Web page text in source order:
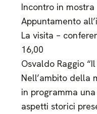
Incontro in mostra
Appuntamento
La visita –
16,00
Osvaldo Raggio
Nell’ambito della
in programma
aspetti storici